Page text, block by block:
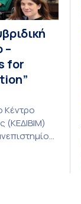
–
for
Κέντρο
(ΚΕΔΙΒΙΜ)